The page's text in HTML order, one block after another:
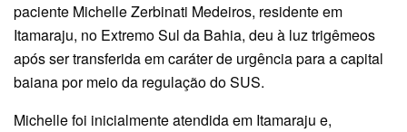
paciente Michelle Zerbinati Medeiros, residente em
Itamaraju, no Extremo Sul da Bahia, deu à luz trigêmeos
após ser transferida em caráter de urgência para a capital
baiana por meio da regulação do SUS.
Michelle foi inicialmente atendida em Itamaraju e,